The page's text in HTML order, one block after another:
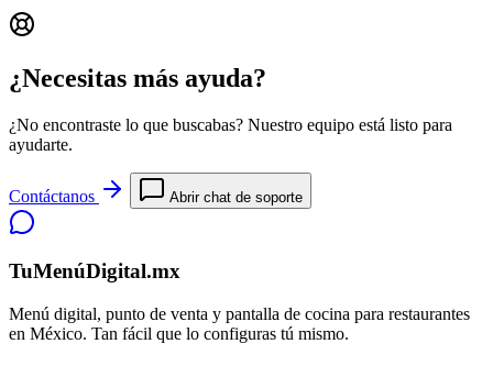
¿Necesitas más ayuda?
¿No encontraste lo que buscabas? Nuestro equipo está listo para
ayudarte.
Contáctanos Abrir chat de soporte
TuMenúDigital.mx
Menú digital, punto de venta y pantalla de cocina para restaurantes
en México. Tan fácil que lo configuras tú mismo.